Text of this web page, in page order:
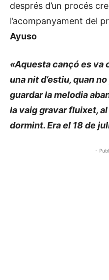
després d’un procés
l’acompanyament del
Ayuso
«Aquesta cançó es va
una nit d’estiu, quan
guardar la melodia
la vaig gravar fluixet,
dormint. Era el 18 de
-